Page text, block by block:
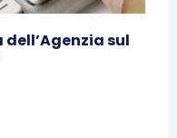
sul